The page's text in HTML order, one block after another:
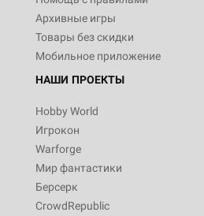
Архивные игры
Товары без скидки
Мобильное приложение
НАШИ ПРОЕКТЫ
Hobby World
Игрокон
Warforge
Мир фантастики
Берсерк
CrowdRepublic